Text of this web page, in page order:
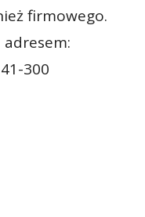
firmowego.
300